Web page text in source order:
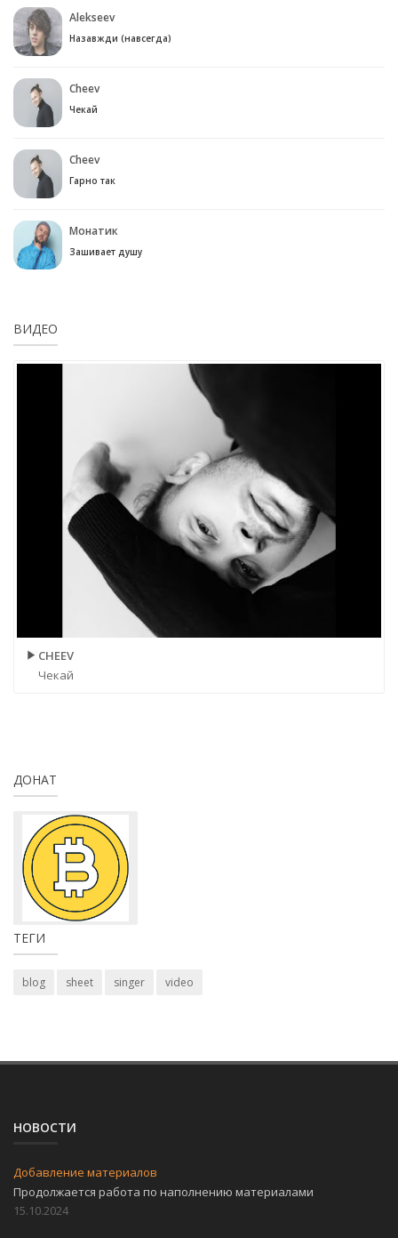
Alekseev
Назавжди (навсегда)
Cheev
Чекай
Cheev
Гарно так
Монатик
Зашивает душу
ВИДЕО
CHEEV
Чекай
ДОНАТ
ТЕГИ
blog sheet singer video
НОВОСТИ
Добавление материалов
Продолжается работа по наполнению материалами
15.10.2024